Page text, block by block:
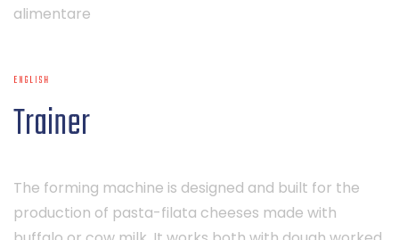
alimentare
ENGLISH
Trainer
The forming machine is designed and built for the
production of pasta-filata cheeses made with